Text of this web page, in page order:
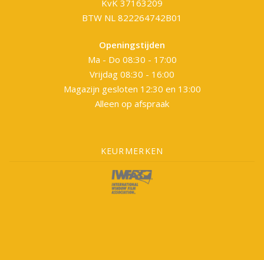
KvK 37163209
BTW NL 822264742B01
Openingstijden
Ma - Do 08:30 - 17:00
Vrijdag 08:30 - 16:00
Magazijn gesloten 12:30 en 13:00
Alleen op afspraak
KEURMERKEN